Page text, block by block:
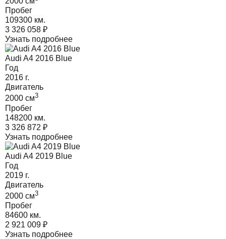
Пробег
109300 км.
3 326 058 ₽
Узнать подробнее
Audi A4 2016 Blue
Год
2016 г.
Двигатель
2000 cм3
Пробег
148200 км.
3 326 872 ₽
Узнать подробнее
Audi A4 2019 Blue
Год
2019 г.
Двигатель
2000 cм3
Пробег
84600 км.
2 921 009 ₽
Узнать подробнее